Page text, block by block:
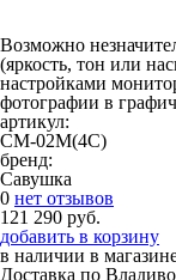
Возможно
(яркость, тон или
настройками
фотографии в
артикул:
СМ-02М(4С)
бренд:
Савушка
0 нет отзывов
121 290 руб.
добавить в корзину
в наличии в
Доставка по